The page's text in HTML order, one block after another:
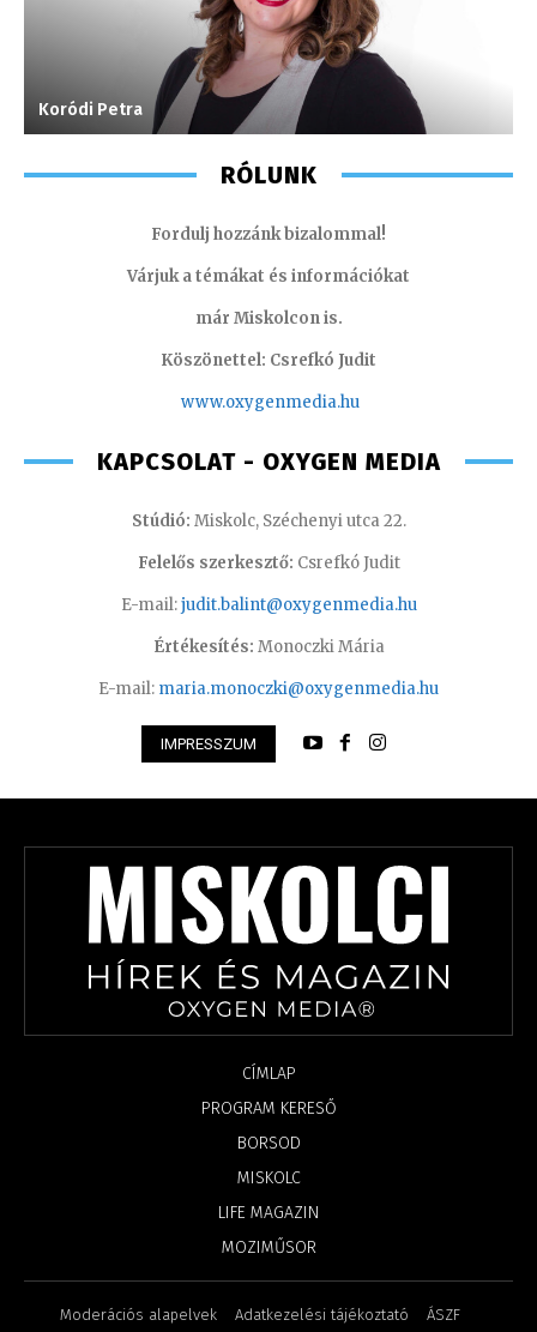
Koródi Petra
RÓLUNK
Fordulj hozzánk bizalommal!
Várjuk a témákat és információkat
már Miskolcon is.
Köszönettel: Csrefkó Judit
www.oxygenmedia.hu
KAPCSOLAT - OXYGEN MEDIA
Stúdió: Miskolc, Széchenyi utca 22.
Felelős szerkesztő: Csrefkó Judit
E-mail:judit.balint@oxygenmedia.hu
Értékesítés: Monoczki Mária
E-mail: maria.monoczki@oxygenmedia.hu
IMPRESSZUM
CÍMLAP
PROGRAM KERESŐ
BORSOD
MISKOLC
LIFE MAGAZIN
MOZIMŰSOR
Moderációs alapelvek Adatkezelési tájékoztató ÁSZF